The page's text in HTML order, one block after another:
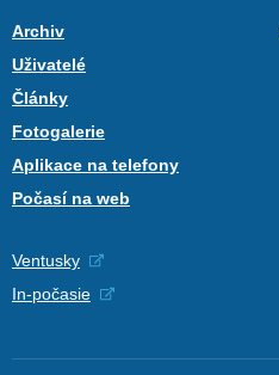
Archiv
Uživatelé
Články
Fotogalerie
Aplikace na telefony
Počasí na web
Ventusky
In-počasie